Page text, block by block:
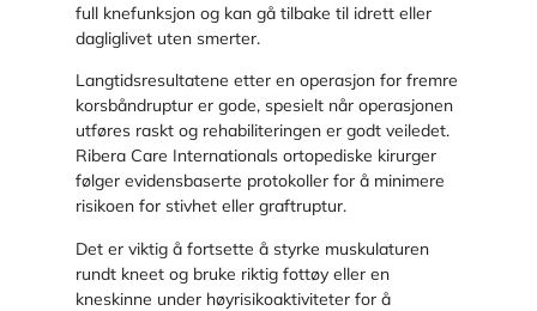
full knefunksjon og kan gå tilbake til idrett eller
dagliglivet uten smerter.
Langtidsresultatene etter en operasjon for fremre
korsbåndruptur er gode, spesielt når operasjonen
utføres raskt og rehabiliteringen er godt veiledet.
Ribera Care Internationals ortopediske kirurger
følger evidensbaserte protokoller for å minimere
risikoen for stivhet eller graftruptur.
Det er viktig å fortsette å styrke muskulaturen
rundt kneet og bruke riktig fottøy eller en
kneskinne under høyrisikoaktiviteter for å